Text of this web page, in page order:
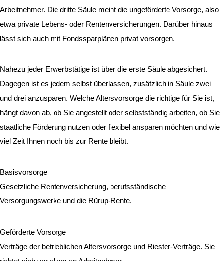
Arbeitnehmer. Die dritte Säule meint die ungeförderte Vorsorge, also
etwa private Lebens- oder Rentenversicherungen. Darüber hinaus
lässt sich auch mit Fondssparplänen privat vorsorgen.
Nahezu jeder Erwerbstätige ist über die erste Säule abgesichert.
Dagegen ist es jedem selbst überlassen, zusätzlich in Säule zwei
und drei anzusparen. Welche Altersvorsorge die richtige für Sie ist,
hängt davon ab, ob Sie angestellt oder selbstständig arbeiten, ob Sie
staatliche Förderung nutzen oder flexibel ansparen möchten und wie
viel Zeit Ihnen noch bis zur Rente bleibt.
Basisvorsorge
Gesetzliche Rentenversicherung, berufsständische
Versorgungswerke und die Rürup-Rente.
Geförderte Vorsorge
Verträge der betrieblichen Altersvorsorge und Riester-Verträge. Sie